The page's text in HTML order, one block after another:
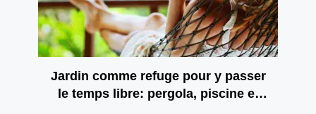
Jardin comme refuge pour y passer
le temps libre: pergola, piscine et